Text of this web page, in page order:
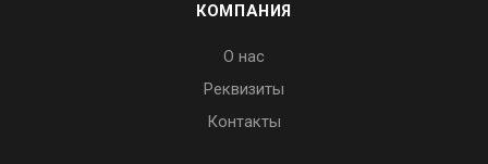
КОМПАНИЯ
О нас
Реквизиты
Контакты